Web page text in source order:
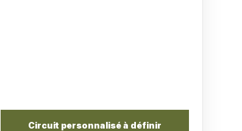
Circuit personnalisé à définir